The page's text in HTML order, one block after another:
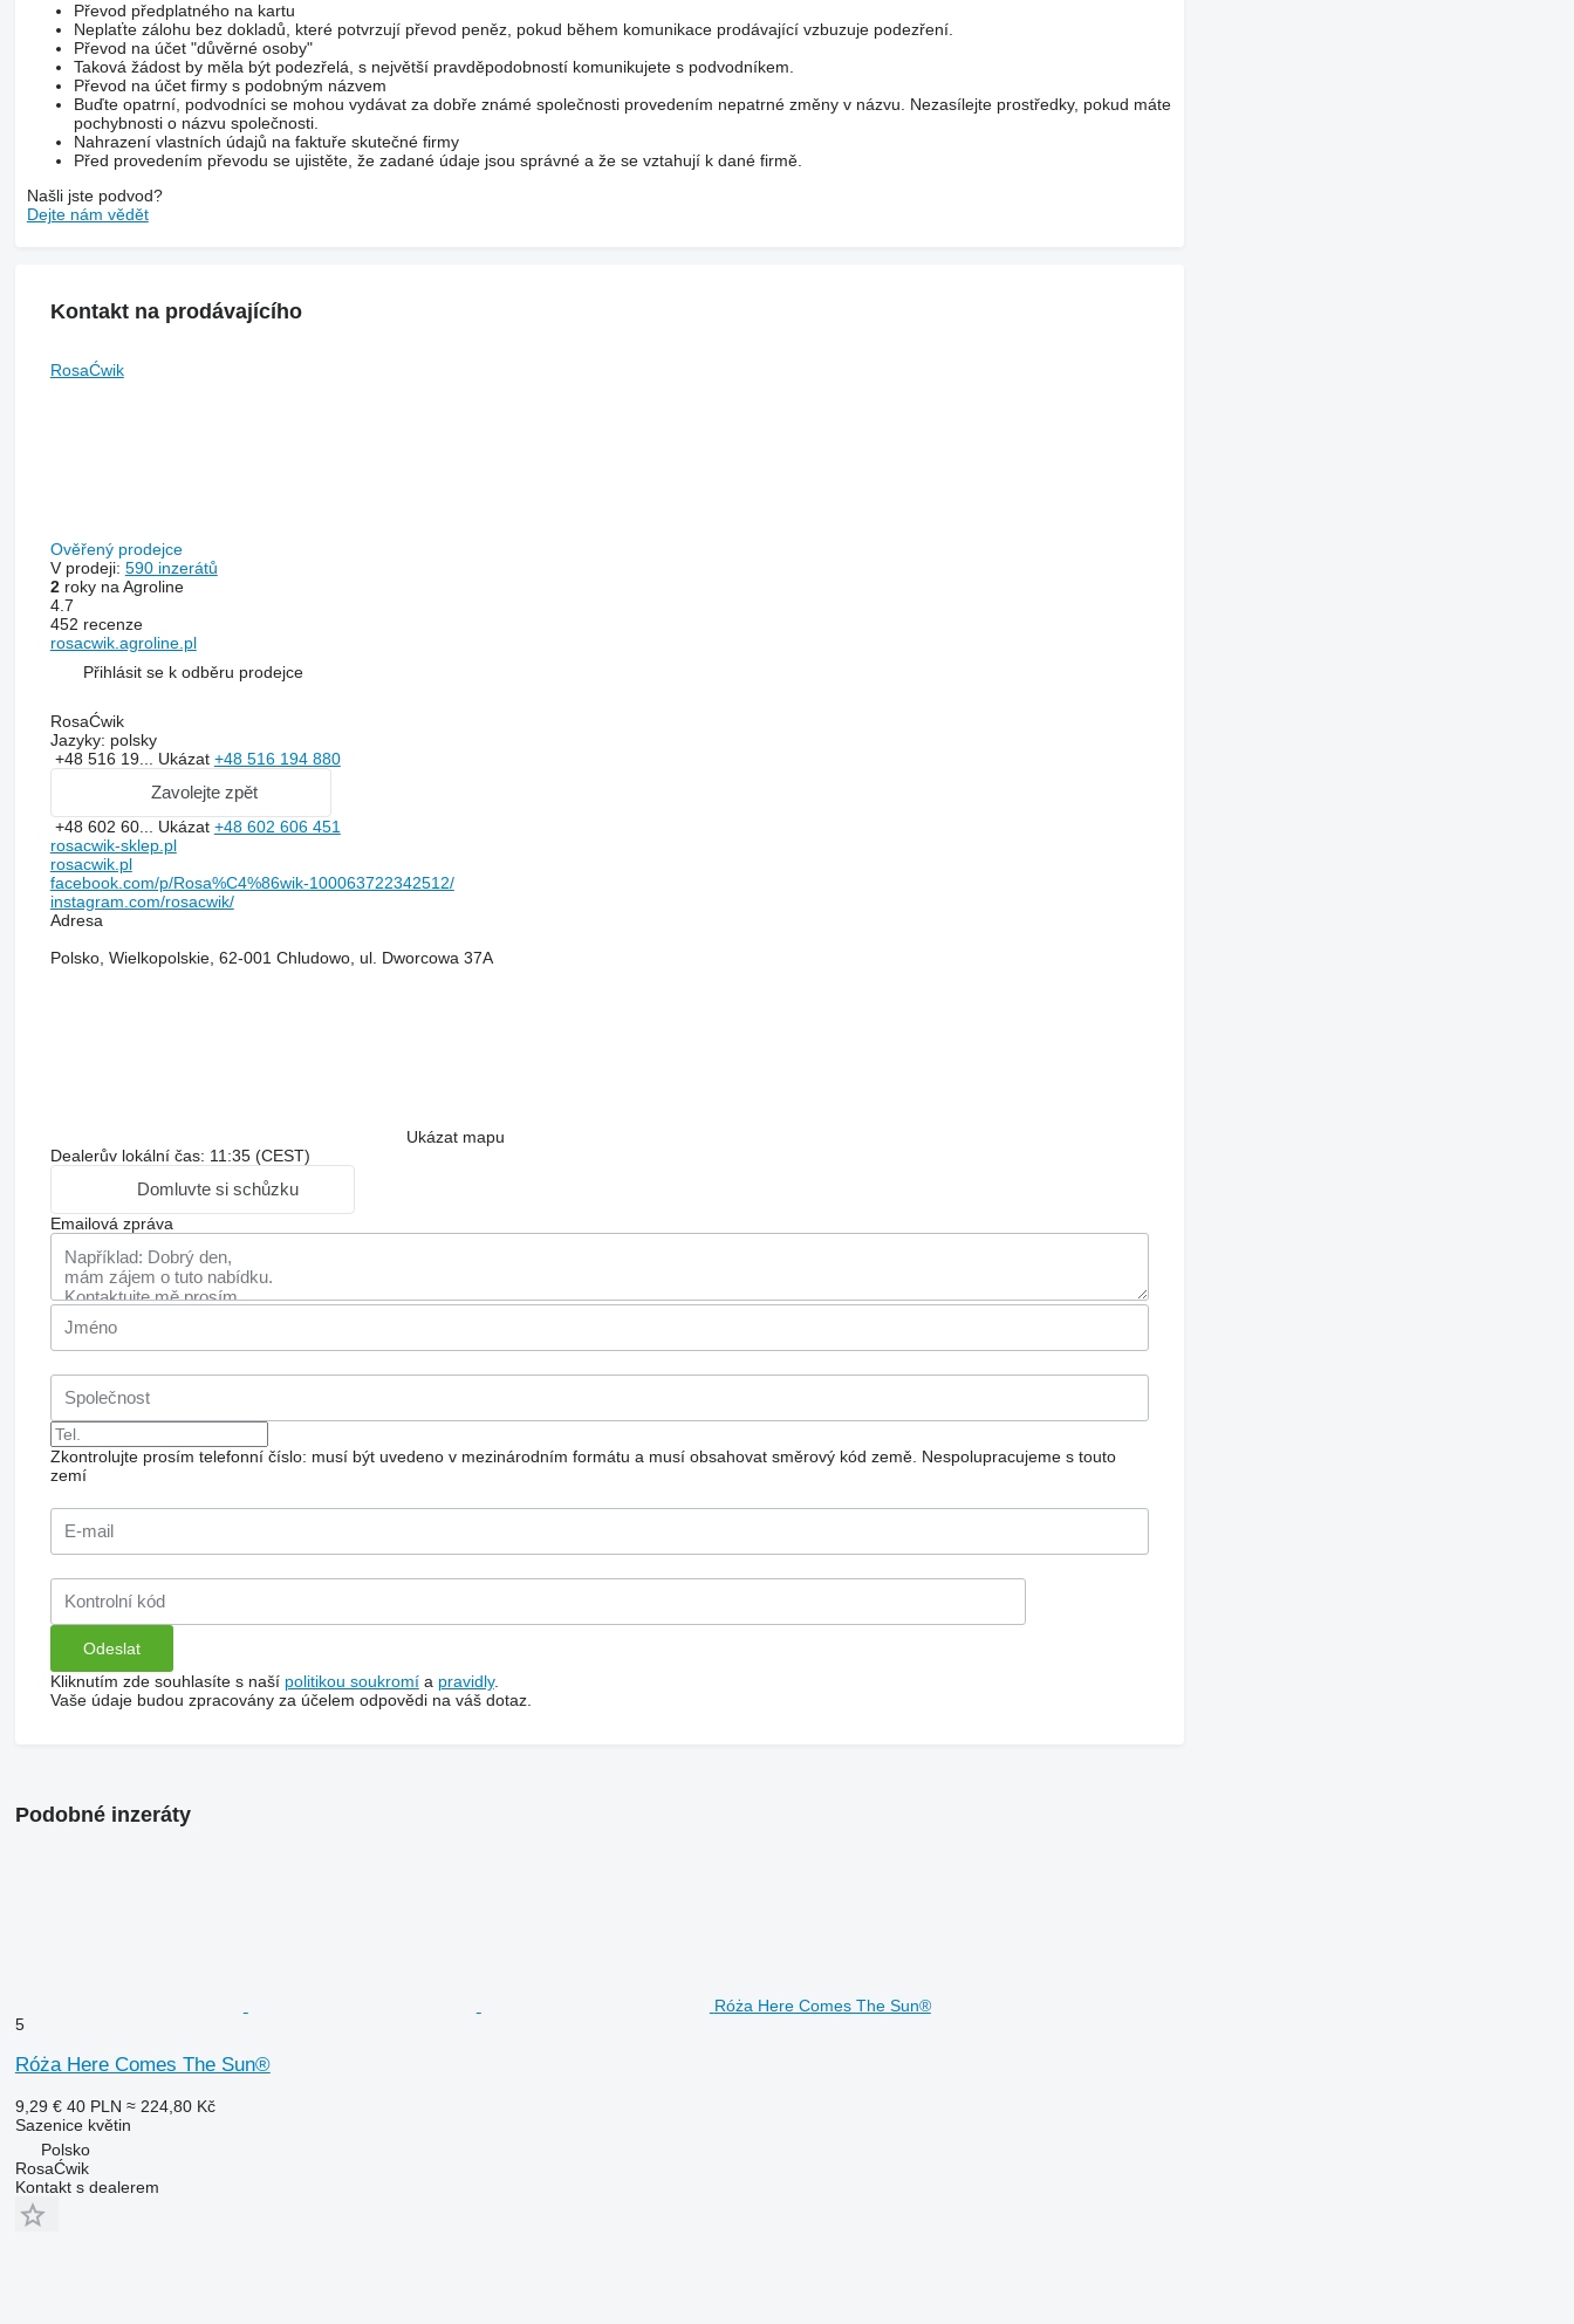
Převod předplatného na kartu
Neplaťte zálohu bez dokladů, které potvrzují převod peněz, pokud během komunikace prodávající vzbuzuje podezření.
Převod na účet "důvěrné osoby"
Taková žádost by měla být podezřelá, s největší pravděpodobností komunikujete s podvodníkem.
Převod na účet firmy s podobným názvem
Buďte opatrní, podvodníci se mohou vydávat za dobře známé společnosti provedením nepatrné změny v názvu. Nezasílejte prostředky, pokud máte
pochybnosti o názvu společnosti.
Nahrazení vlastních údajů na faktuře skutečné firmy
Před provedením převodu se ujistěte, že zadané údaje jsou správné a že se vztahují k dané firmě.
Našli jste podvod?
Dejte nám vědět
Kontakt na prodávajícího
RosaĆwik
Ověřený prodejce
V prodeji: 590 inzerátů
2roky na Agroline
4.7
452 recenze
rosacwik.agroline.pl
Přihlásit se k odběru prodejce
RosaĆwik
Jazyky: polsky
+48 516 19... Ukázat +48 516 194 880
Zavolejte zpět
+48 602 60... Ukázat +48 602 606 451
rosacwik-sklep.pl
rosacwik.pl
facebook.com/p/Rosa%C4%86wik-100063722342512/
instagram.com/rosacwik/
Adresa
Polsko, Wielkopolskie, 62-001 Chludowo, ul. Dworcowa 37A
Ukázat mapu
Dealerův lokální čas: 11:35 (CEST)
Domluvte si schůzku
Emailová zpráva
Zkontrolujte prosím telefonní číslo: musí být uvedeno v mezinárodním formátu a musí obsahovat směrový kód země. Nespolupracujeme s touto
zemí
Kliknutím zde souhlasíte s naší politikou soukromía pravidly.
Vaše údaje budou zpracovány za účelem odpovědi na váš dotaz.
Podobné inzeráty
Róża Here Comes The Sun®
5
Róża Here Comes The Sun®
9,29 € 40 PLN ≈ 224,80 Kč
Sazenice květin
Polsko
RosaĆwik
Kontakt s dealerem